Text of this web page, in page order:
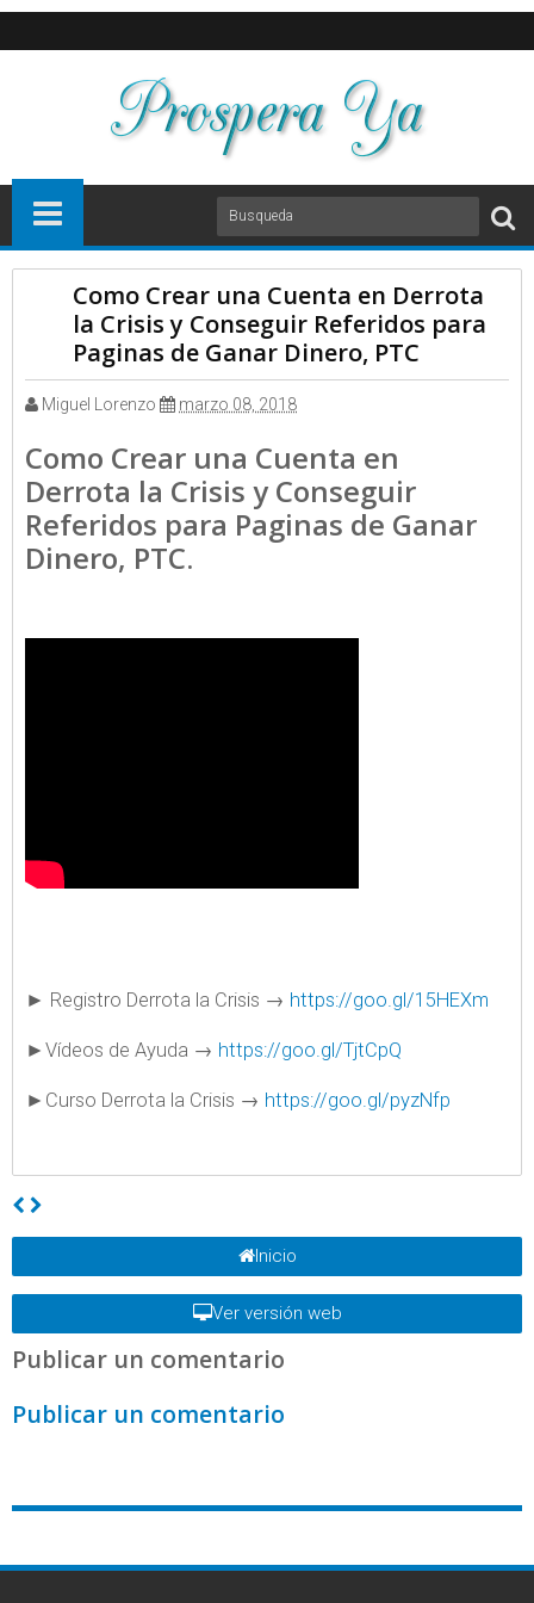
Como Crear una Cuenta en Derrota
la Crisis y Conseguir Referidos para
Paginas de Ganar Dinero, PTC
Miguel Lorenzo marzo 08, 2018
Como Crear una Cuenta en
Derrota la Crisis y Conseguir
Referidos para Paginas de Ganar
Dinero, PTC.
► Registro Derrota la Crisis → https://goo.gl/15HEXm
►Vídeos de Ayuda → https://goo.gl/TjtCpQ
►Curso Derrota la Crisis → https://goo.gl/pyzNfp
Inicio
Ver versión web
Publicar un comentario
Publicar un comentario